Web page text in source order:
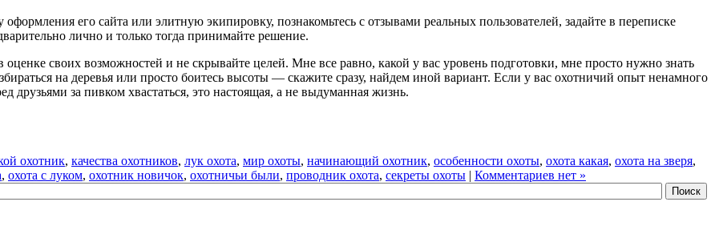
его сайта или элитную экипировку, познакомьтесь с отзывами реальных пользователей, задайте в переписке
лично и только тогда принимайте решение.
своих возможностей и не скрывайте целей. Мне все равно, какой у вас уровень подготовки, мне просто нужно знать
на деревья или просто боитесь высоты — скажите сразу, найдем иной вариант. Если у вас охотничий опыт ненамного
друзьями за пивком хвастаться, это настоящая, а не выдуманная жизнь.
охотник, качества охотников, лук охота, мир охоты, начинающий охотник, особенности охоты, охота какая, охота на зверя,
, охота с луком, охотник новичок, охотничьи были, проводник охота, секреты охоты | Комментариев нет »